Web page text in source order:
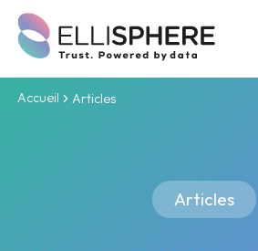
Accueil Articles
Articles